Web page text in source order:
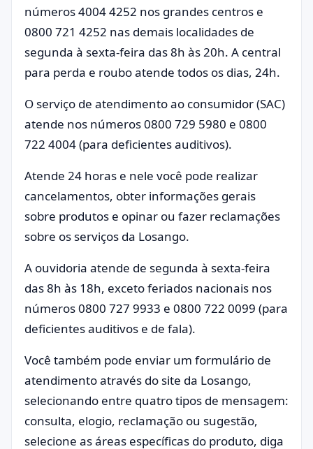
números 4004 4252 nos grandes centros e
0800 721 4252 nas demais localidades de
segunda à sexta-feira das 8h às 20h. A central
para perda e roubo atende todos os dias, 24h.
O serviço de atendimento ao consumidor (SAC)
atende nos números 0800 729 5980 e 0800
722 4004 (para deficientes auditivos).
Atende 24 horas e nele você pode realizar
cancelamentos, obter informações gerais
sobre produtos e opinar ou fazer reclamações
sobre os serviços da Losango.
A ouvidoria atende de segunda à sexta-feira
das 8h às 18h, exceto feriados nacionais nos
números 0800 727 9933 e 0800 722 0099 (para
deficientes auditivos e de fala).
Você também pode enviar um formulário de
atendimento através do site da Losango,
selecionando entre quatro tipos de mensagem:
consulta, elogio, reclamação ou sugestão,
selecione as áreas específicas do produto, diga